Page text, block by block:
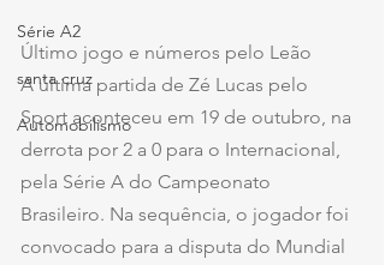
Série A2
santa cruz
Automobilismo
Último jogo e números pelo Leão
A última partida de Zé Lucas pelo
Sport aconteceu em 19 de outubro, na
derrota por 2 a 0 para o Internacional,
pela Série A do Campeonato
Brasileiro. Na sequência, o jogador foi
convocado para a disputa do Mundial